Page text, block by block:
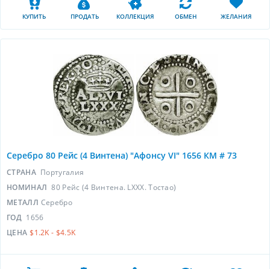
КУПИТЬ ПРОДАТЬ КОЛЛЕКЦИЯ ОБМЕН ЖЕЛАНИЯ
Серебро 80 ​​Рейс (4 Винтена) "Афонсу VI" 1656 КМ # 73
СТРАНА Португалия
НОМИНАЛ 80 Рейс (4 Винтена. LXXX. Тостао)
МЕТАЛЛ Серебро
ГОД 1656
ЦЕНА $1.2K - $4.5K